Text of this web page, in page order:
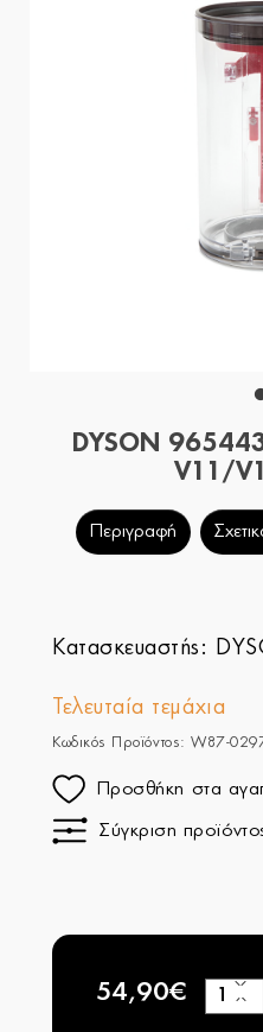
DYSON
V11/
Περιγραφή
Κατασκευαστής:
Τελευταία τεμάχια
Κωδικός Προϊόντος: W87-
Προσθήκη στα
Σύγκριση
54,90€
−
+